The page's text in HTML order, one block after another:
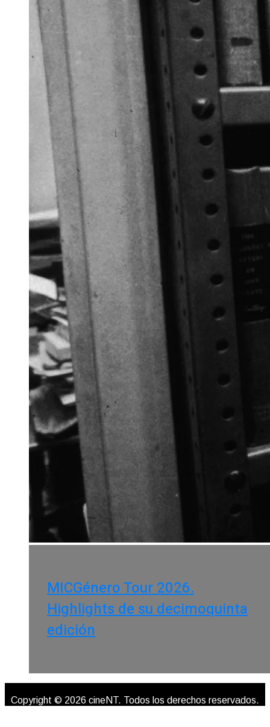
MICGénero Tour 2026.
Highlights de su decimoquinta
edición
Copyright © 2026 cineNT. Todos los derechos reservados.